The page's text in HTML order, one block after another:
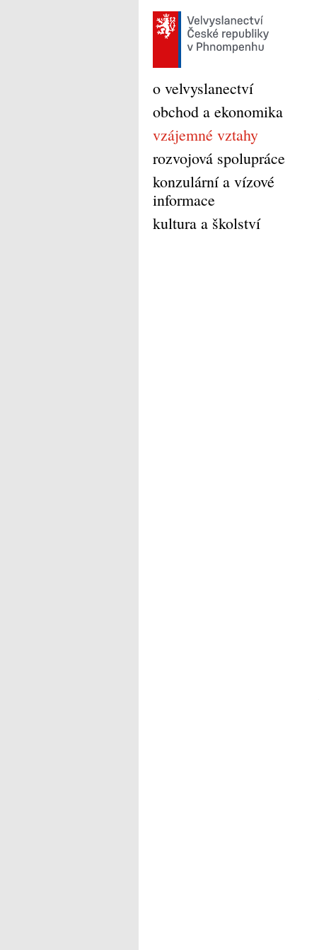
o velvyslanectví
obchod a ekonomika
vzájemné vztahy
rozvojová spolupráce
konzulární a vízové
informace
kultura a školství